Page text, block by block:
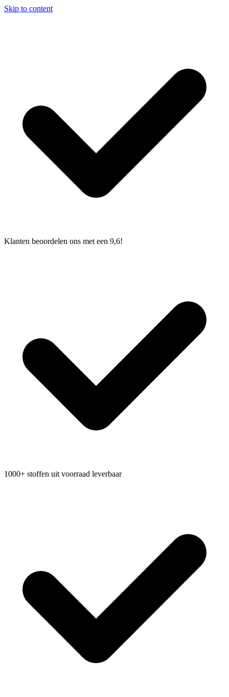
Skip to content
Klanten beoordelen ons met een 9,6!
1000+ stoffen uit voorraad leverbaar